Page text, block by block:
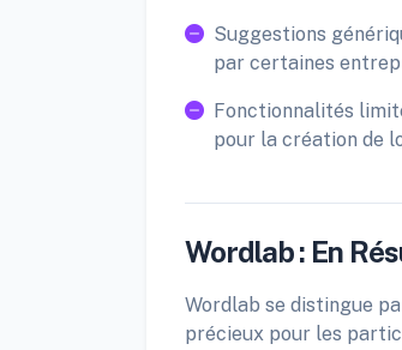
Suggestions
par certaines
Fonctionnalités
pour la création de
Wordlab : En
Wordlab se distingue
précieux pour les